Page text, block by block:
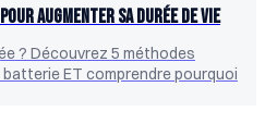
augmenter sa durée de vie
? Découvrez 5 méthodes
ET comprendre pourquoi